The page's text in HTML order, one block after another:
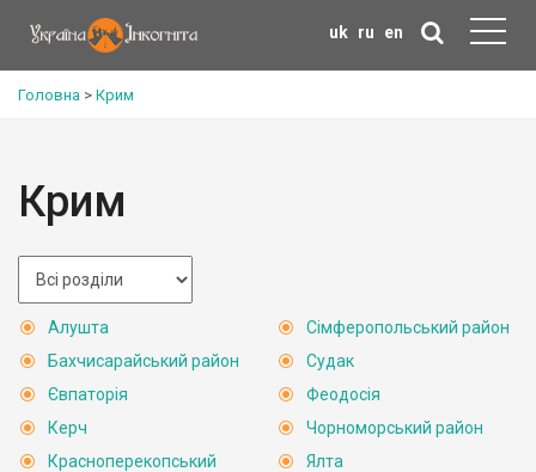
uk ru en
Головна > Крим
Крим
Алушта
Бахчисарайський район
Євпаторія
Керч
Красноперекопський
Сімферопольський район
Судак
Феодосія
Чорноморський район
Ялта